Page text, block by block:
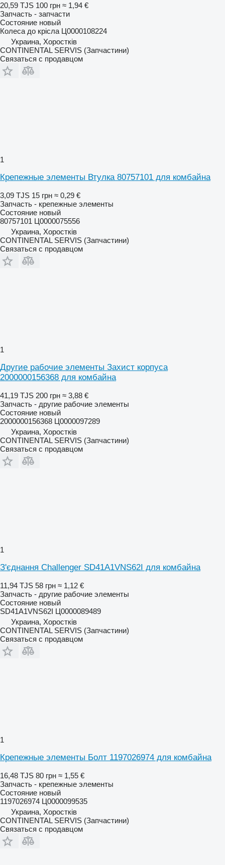
20,59 TJS 100 грн ≈ 1,94 €
Запчасть - запчасти
Состояние новый
Колеса до крісла Ц0000108224
Украина, Хоростків
CONTINENTAL SERVIS (Запчастини)
Связаться с продавцом
1
Крепежные элементы Втулка 80757101 для комбайна
3,09 TJS 15 грн ≈ 0,29 €
Запчасть - крепежные элементы
Состояние новый
80757101 Ц0000075556
Украина, Хоростків
CONTINENTAL SERVIS (Запчастини)
Связаться с продавцом
1
Другие рабочие элементы Захист корпуса
2000000156368 для комбайна
41,19 TJS 200 грн ≈ 3,88 €
Запчасть - другие рабочие элементы
Состояние новый
2000000156368 Ц0000097289
Украина, Хоростків
CONTINENTAL SERVIS (Запчастини)
Связаться с продавцом
1
З'єднання Challenger SD41A1VNS62I для комбайна
11,94 TJS 58 грн ≈ 1,12 €
Запчасть - другие рабочие элементы
Состояние новый
SD41A1VNS62I Ц0000089489
Украина, Хоростків
CONTINENTAL SERVIS (Запчастини)
Связаться с продавцом
1
Крепежные элементы Болт 1197026974 для комбайна
16,48 TJS 80 грн ≈ 1,55 €
Запчасть - крепежные элементы
Состояние новый
1197026974 Ц0000099535
Украина, Хоростків
CONTINENTAL SERVIS (Запчастини)
Связаться с продавцом